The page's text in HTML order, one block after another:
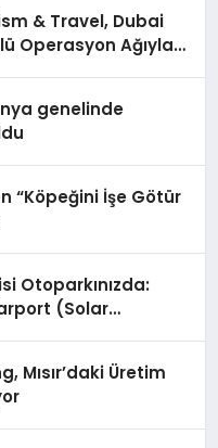
& Travel, Dubai
Operasyon Ağıyla
genelinde
“Köpeğini İşe Götür
Otoparkınızda:
(Solar
Mısır’daki Üretim